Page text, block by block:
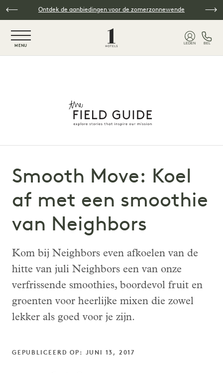
Overslaan naar hoofdinhoud
Ontdek de aanbiedingen voor de zomerzonnewende
MENU
LEDEN BEL
Smooth Move: Koel
af met een smoothie
van Neighbors
Kom bij Neighbors even afkoelen van de
hitte van juli Neighbors een van onze
verfrissende smoothies, boordevol fruit en
groenten voor heerlijke mixen die zowel
lekker als goed voor je zijn.
GEPUBLICEERD OP: JUNI 13, 2017